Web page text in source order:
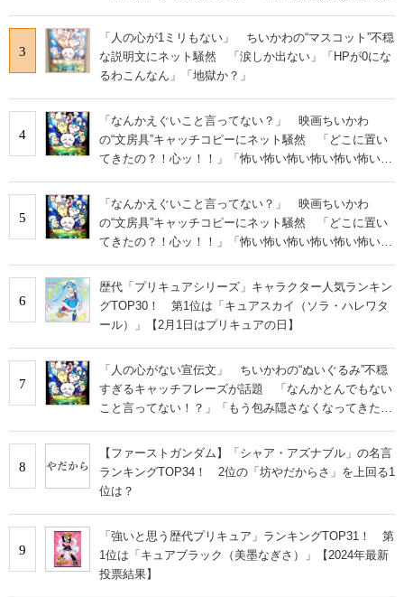
3
「人の心が1ミリもない」 ちいかわの“マスコット”不穏
な説明文にネット騒然 「涙しか出ない」「HPが0にな
るわこんなん」「地獄か？」
4
「なんかえぐいこと言ってない？」 映画ちいかわ
の“文房具”キャッチコピーにネット騒然 「どこに置い
てきたの？！心ッ！！」「怖い怖い怖い怖い怖い怖い怖
5
「なんかえぐいこと言ってない？」 映画ちいかわ
の“文房具”キャッチコピーにネット騒然 「どこに置い
てきたの？！心ッ！！」「怖い怖い怖い怖い怖い怖い怖
6
歴代「プリキュアシリーズ」キャラクター人気ランキン
グTOP30！ 第1位は「キュアスカイ（ソラ・ハレワタ
ール）」【2月1日はプリキュアの日】
7
「人の心がない宣伝文」 ちいかわの“ぬいぐるみ”不穏
すぎるキャッチフレーズが話題 「なんかとんでもない
こと言ってない！？」「もう包み隠さなくなってきた
8
【ファーストガンダム】「シャア・アズナブル」の名言
ランキングTOP34！ 2位の「坊やだからさ」を上回る1
位は？
9
「強いと思う歴代プリキュア」ランキングTOP31！ 第
1位は「キュアブラック（美墨なぎさ）」【2024年最新
投票結果】